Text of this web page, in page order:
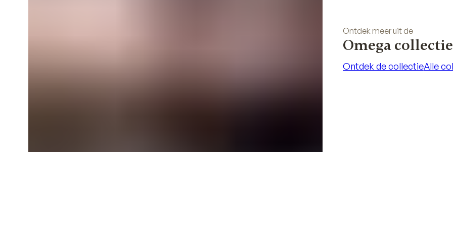
Ontdek meer uit de
Omega collectie
Ontdek de collectieAlle